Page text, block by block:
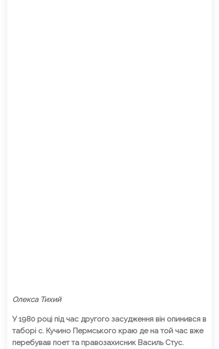
Олекса Тихий
У 1980 році під час другого засудження він опинився в
таборі с. Кучино Пермського краю де на той час вже
перебував поет та правозахисник Василь Стус.